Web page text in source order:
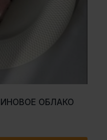
ОБЛАКО